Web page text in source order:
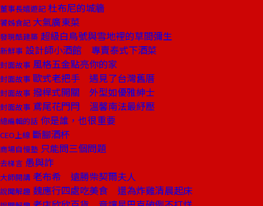
董事長嬉遊記 杜布尼的城牆
饕姊食記 大氣廣東菜
發現酷建築 超級白鳥號與雪地裡的草間彌生
新鮮事 設計師小酒館 專賣泰式下酒菜
封面故事 風格五金點亮你的家
封面故事 歐式老把手 遇見了台灣舊厝
封面故事 撥桿式開關 外型如優雅紳士
封面故事 鳶尾花門閂 溫馨南法最紓壓
總編輯的話 你是誰，也很重要
CEO上線 斷腳酒杯
商場自慢塾 只能問三個問題
去梯言 愚與詐
大師開講 老布希 遠勝柴契爾夫人
說聞解趣 魏應行四處吃美食 還為炸雞清晨起床